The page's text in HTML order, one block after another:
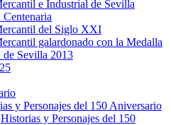
e Industrial de Sevilla
del Siglo XXI
galardonado con la Medalla
de Sevilla 2013
y Personajes del 150 Aniversario
Historias y Personajes del 150